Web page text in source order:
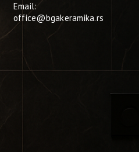
Email:
office@bgakeramika.rs